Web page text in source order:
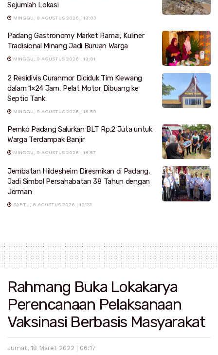
Sejumlah Lokasi
MINGGU, 9 AGUSTUS 2026 | 19:03
Padang Gastronomy Market Ramai, Kuliner
Tradisional Minang Jadi Buruan Warga
MINGGU, 9 AGUSTUS 2026 | 19:01
2 Residivis Curanmor Diciduk Tim Klewang
dalam 1×24 Jam, Pelat Motor Dibuang ke
Septic Tank
MINGGU, 9 AGUSTUS 2026 | 18:59
Pemko Padang Salurkan BLT Rp.2 Juta untuk
Warga Terdampak Banjir
MINGGU, 9 AGUSTUS 2026 | 18:57
Jembatan Hildesheim Diresmikan di Padang,
Jadi Simbol Persahabatan 38 Tahun dengan
Jerman
SABTU, 8 AGUSTUS 2026 | 10:23
Rahmang Buka Lokakarya
Perencanaan Pelaksanaan
Vaksinasi Berbasis Masyarakat
Jumat, 18 Maret 2022 | 06:17